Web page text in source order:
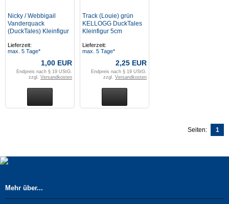
Nicky / Webbigail
Vanderquack
(DuckTales) Kleinfigur
Lieferzeit:
max. 5 Tage*
1,00 EUR
Endpreis nach § 19 UStG.
zzgl. Versandkosten
Track (Louie) grün
KELLOGG DuckTales
Kleinfigur 5cm
Lieferzeit:
max. 5 Tage*
2,25 EUR
Endpreis nach § 19 UStG.
zzgl. Versandkosten
Seiten: 1
Mehr über...